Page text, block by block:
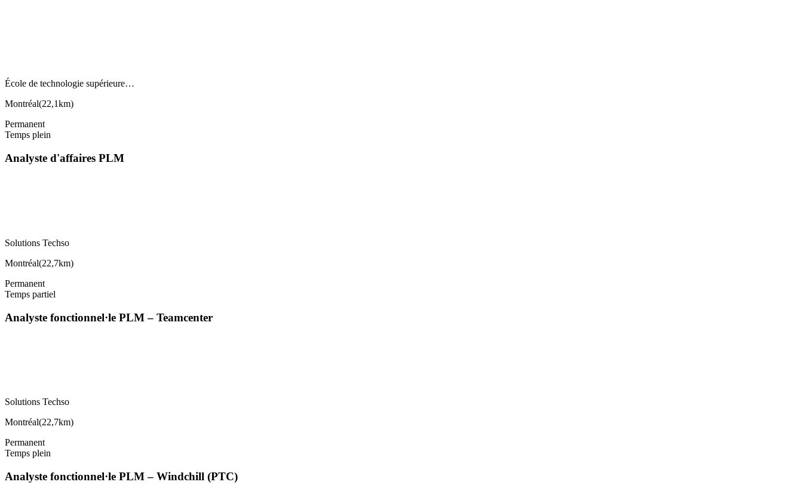
École de technologie supérieure…
Montréal(22,1km)
Permanent
Temps plein
Analyste d'affaires PLM
Solutions Techso
Montréal(22,7km)
Permanent
Temps partiel
Analyste fonctionnel·le PLM – Teamcenter
Solutions Techso
Montréal(22,7km)
Permanent
Temps plein
Analyste fonctionnel·le PLM – Windchill (PTC)